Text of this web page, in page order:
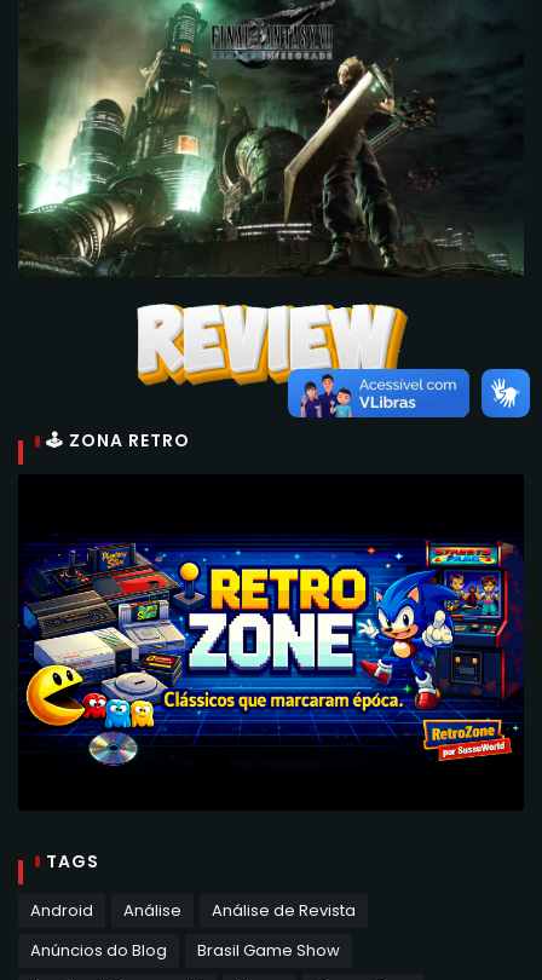
🕹 ZONA RETRO
TAGS
Android Análise
Análise de Revista
Anúncios do Blog
Brasil Game Show